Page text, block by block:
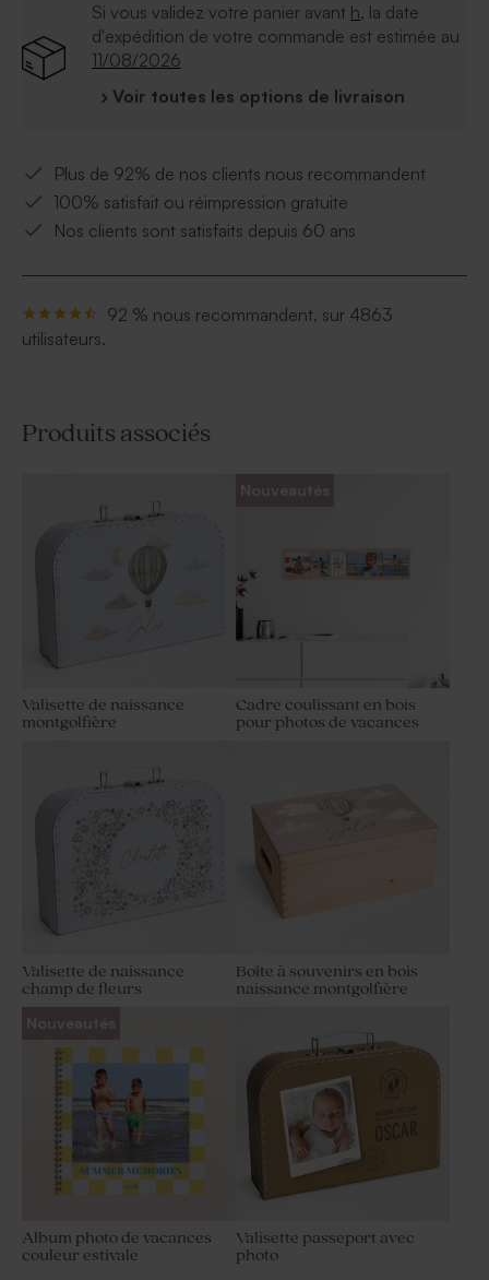
Si vous validez votre panier avant h, la date
d'expédition de votre commande est estimée au
11/08/2026
› Voir toutes les options de livraison
Plus de 92% de nos clients nous recommandent
100% satisfait ou réimpression gratuite
Nos clients sont satisfaits depuis 60 ans
92 % nous recommandent, sur 4863
utilisateurs.
Produits associés
Valisette de naissance
montgolfière
Nouveautés
Cadre coulissant en bois
pour photos de vacances
Valisette de naissance
champ de fleurs
Boîte à souvenirs en bois
naissance montgolfière
Nouveautés
Album photo de vacances
couleur estivale
Valisette passeport avec
photo